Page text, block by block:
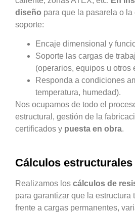
diseño para que la pasarela o la
soporte:
Encaje dimensional y
Soporte las cargas de
(operarios, equipos u otros
Responda a condiciones
temperatura, humedad).
Nos ocupamos de todo el
estructural, gestión de la
certificados y puesta en obra.
Cálculos
Realizamos los cálculos de
para garantizar que la estructura
frente a cargas permanentes,